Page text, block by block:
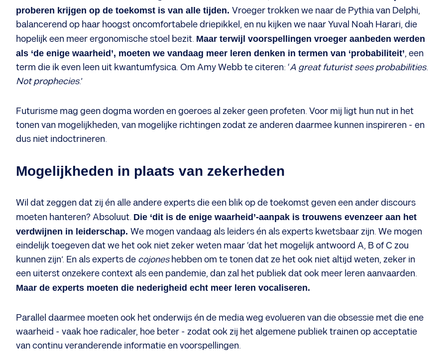
proberen krijgen op de toekomst is van alle tijden. Vroeger trokken we naar de Pythia van Delphi,
balancerend op haar hoogst oncomfortabele driepikkel, en nu kijken we naar Yuval Noah Harari, die
hopelijk een meer ergonomische stoel bezit. Maar terwijl voorspellingen vroeger aanbeden werden
als ‘de enige waarheid’, moeten we vandaag meer leren denken in termen van ‘probabiliteit’, een
term die ik even leen uit kwantumfysica. Om Amy Webb te citeren: ‘A great futurist sees probabilities.
Not prophecies.’
Futurisme mag geen dogma worden en goeroes al zeker geen profeten. Voor mij ligt hun nut in het
tonen van mogelijkheden, van mogelijke richtingen zodat ze anderen daarmee kunnen inspireren - en
dus niet indoctrineren.
Mogelijkheden in plaats van zekerheden
Wil dat zeggen dat zij én alle andere experts die een blik op de toekomst geven een ander discours
moeten hanteren? Absoluut. Die ‘dit is de enige waarheid’-aanpak is trouwens evenzeer aan het
verdwijnen in leiderschap. We mogen vandaag als leiders én als experts kwetsbaar zijn. We mogen
eindelijk toegeven dat we het ook niet zeker weten maar ‘dat het mogelijk antwoord A, B of C zou
kunnen zijn’. En als experts de cojoneshebben om te tonen dat ze het ook niet altijd weten, zeker in
een uiterst onzekere context als een pandemie, dan zal het publiek dat ook meer leren aanvaarden.
Maar de experts moeten die nederigheid echt meer leren vocaliseren.
Parallel daarmee moeten ook het onderwijs én de media weg evolueren van die obsessie met die ene
waarheid - vaak hoe radicaler, hoe beter - zodat ook zij het algemene publiek trainen op acceptatie
van continu veranderende informatie en voorspellingen.